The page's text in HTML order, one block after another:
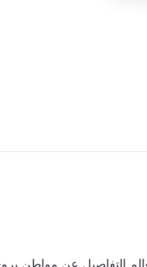
مواطن يروي لحظات الرعب أثناء إنقاذه